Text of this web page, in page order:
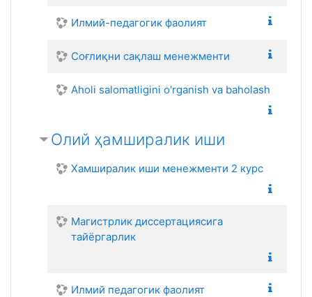
Илмий-педагогик фаолият
Соғлиқни сақлаш менежменти
Aholi salomatligini o'rganish va baholash
Олий ҳамширалик иши
Хамширалик иши менежменти 2 курс
Магистрлик диссертациясига
тайёргарлик
Илмий педагогик фаолият